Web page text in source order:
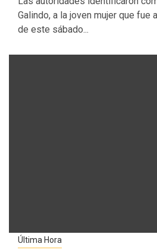
Galindo, a la joven mujer que fue
de este sábado...
Última Hora